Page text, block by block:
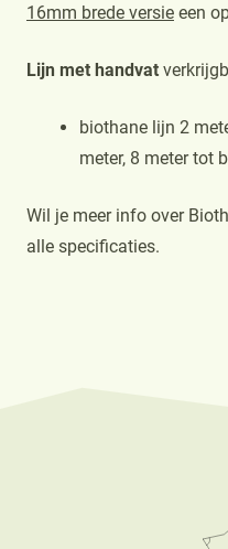
16mm brede versie een
Lijn met handvat
biothane lijn 2
meter, 8 meter tot
Wil je meer info over
alle specificaties.